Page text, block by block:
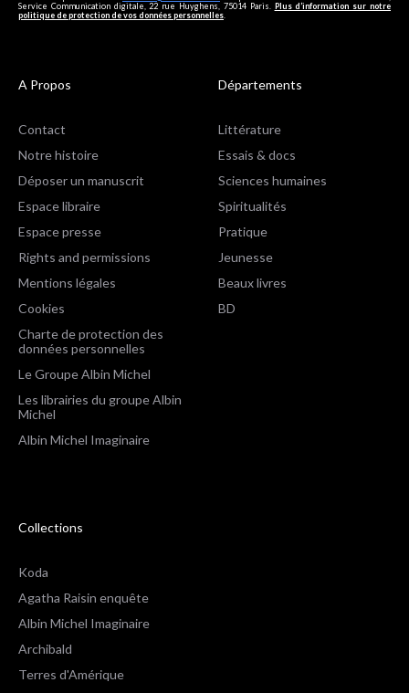
Service Communication digitale, 22 rue Huyghens, 75014 Paris. Plus d’information sur notre
politique de protection de vos données personnelles
A Propos
Contact
Notre histoire
Déposer un manuscrit
Espace libraire
Espace presse
Rights and permissions
Mentions légales
Cookies
Charte de protection des
données personnelles
Le Groupe Albin Michel
Les librairies du groupe Albin
Michel
Albin Michel Imaginaire
Départements
Littérature
Essais & docs
Sciences humaines
Spiritualités
Pratique
Jeunesse
Beaux livres
BD
Collections
Koda
Agatha Raisin enquête
Albin Michel Imaginaire
Archibald
Terres d'Amérique